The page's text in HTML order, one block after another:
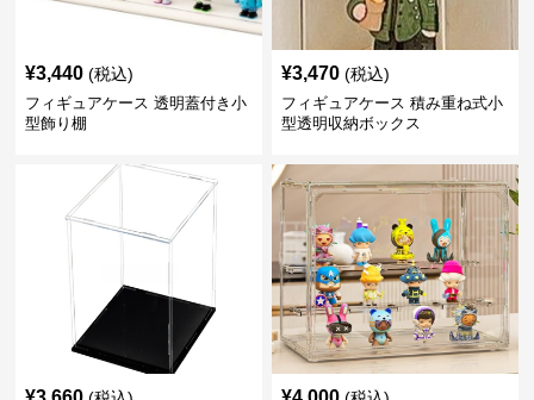
¥3,440 (税込)
フィギュアケース 透明蓋付き小
型飾り棚
¥3,470 (税込)
フィギュアケース 積み重ね式小
型透明収納ボックス